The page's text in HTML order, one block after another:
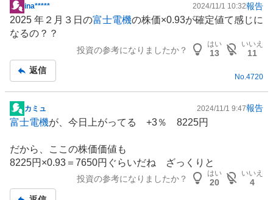
掲
示
板
ina***** 2024/11/1 10:32報告
2025 年２月３日の富士電機の株価×0.93が確定値て感じに
なるの？？
投資の参考になりましたか？
はい
13
いいえ
11
返信
No. 4720
掲
示
記
事
カミュ 2024/11/1 9:47報告
富士電機が、今日上がってる +3％ 8225円
だから、ここの株価価値も
8225円×0.93＝7650円ぐらいだね ざっくりと
投資の参考になりましたか？
はい
20
いいえ
4